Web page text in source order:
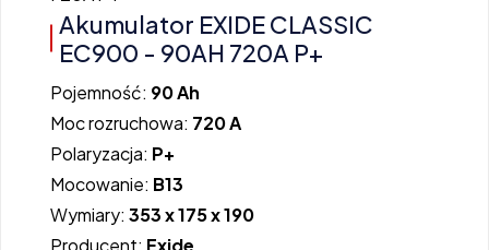
Akumulator EXIDE CLASSIC
EC900 - 90AH 720A P+
Pojemność: 90 Ah
Moc rozruchowa: 720 A
Polaryzacja: P+
Mocowanie: B13
Wymiary: 353 x 175 x 190
Producent: Exide